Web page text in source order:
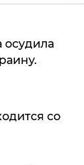
осудила
со